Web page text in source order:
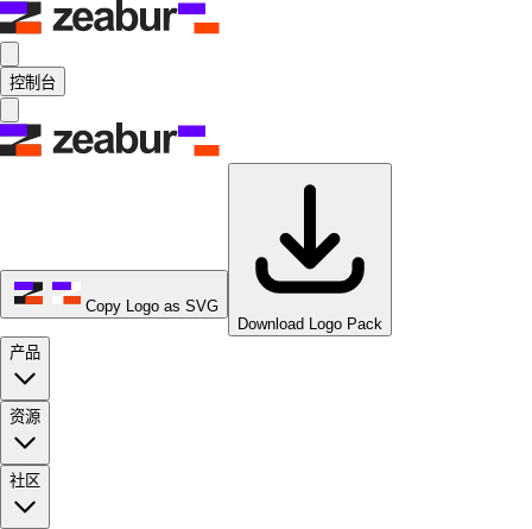
控制台
Copy Logo as SVG
Download Logo Pack
产品
资源
社区